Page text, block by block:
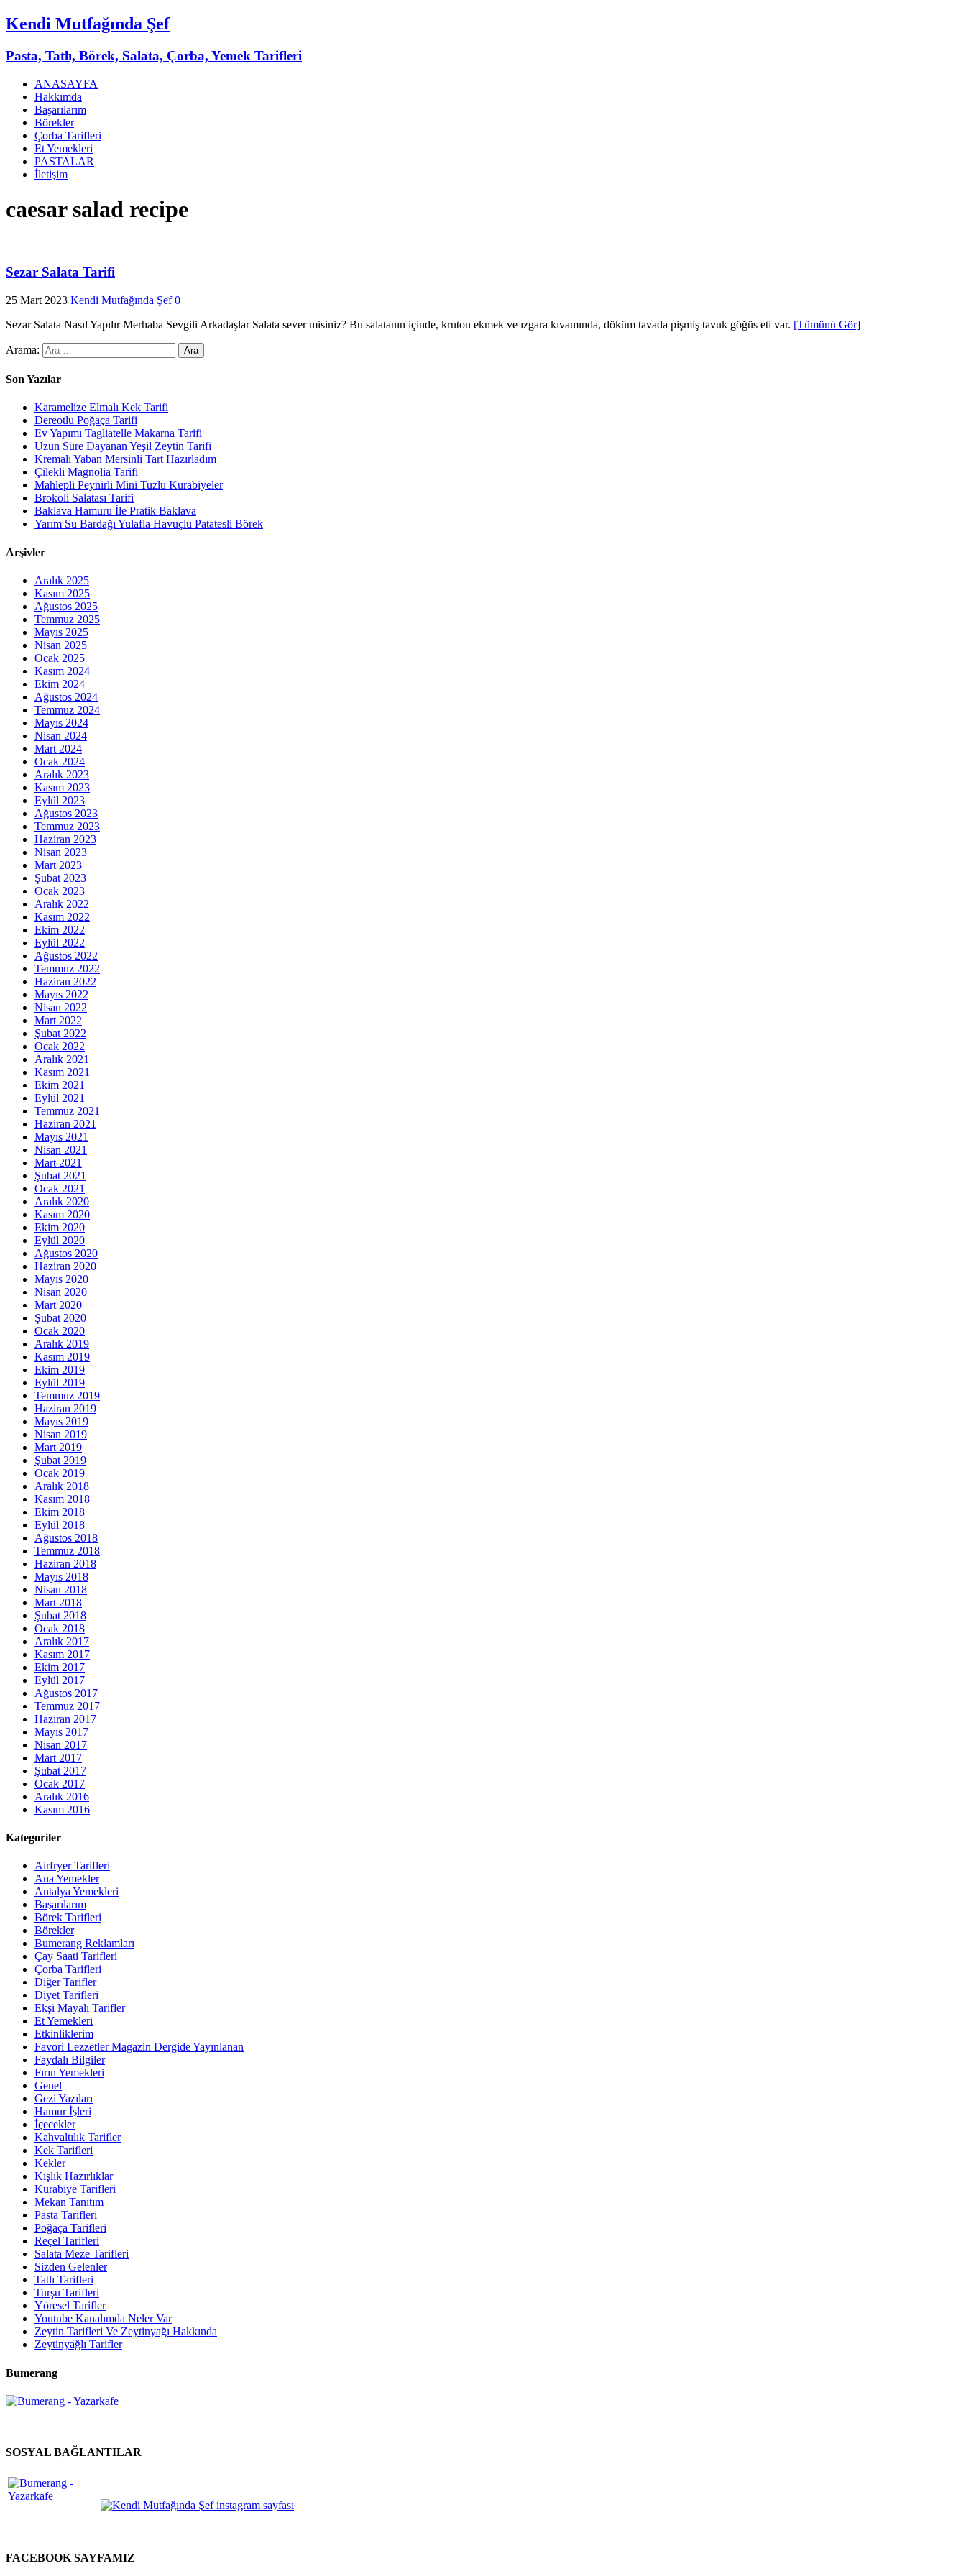
Kendi Mutfağında Şef
Pasta, Tatlı, Börek, Salata, Çorba, Yemek Tarifleri
ANASAYFA
Hakkımda
Başarılarım
Börekler
Çorba Tarifleri
Et Yemekleri
PASTALAR
İletişim
caesar salad recipe
Sezar Salata Tarifi
25 Mart 2023 Kendi Mutfağında Şef 0
Sezar Salata Nasıl Yapılır Merhaba Sevgili Arkadaşlar Salata sever misiniz? Bu salatanın içinde, kruton ekmek ve ızgara kıvamında, döküm tavada pişmiş tavuk göğüs eti var. [Tümünü Gör]
Arama:
Son Yazılar
Karamelize Elmalı Kek Tarifi
Dereotlu Poğaça Tarifi
Ev Yapımı Tagliatelle Makarna Tarifi
Uzun Süre Dayanan Yeşil Zeytin Tarifi
Kremalı Yaban Mersinli Tart Hazırladım
Çilekli Magnolia Tarifi
Mahlepli Peynirli Mini Tuzlu Kurabiyeler
Brokoli Salatası Tarifi
Baklava Hamuru İle Pratik Baklava
Yarım Su Bardağı Yulafla Havuçlu Patatesli Börek
Arşivler
Aralık 2025
Kasım 2025
Ağustos 2025
Temmuz 2025
Mayıs 2025
Nisan 2025
Ocak 2025
Kasım 2024
Ekim 2024
Ağustos 2024
Temmuz 2024
Mayıs 2024
Nisan 2024
Mart 2024
Ocak 2024
Aralık 2023
Kasım 2023
Eylül 2023
Ağustos 2023
Temmuz 2023
Haziran 2023
Nisan 2023
Mart 2023
Şubat 2023
Ocak 2023
Aralık 2022
Kasım 2022
Ekim 2022
Eylül 2022
Ağustos 2022
Temmuz 2022
Haziran 2022
Mayıs 2022
Nisan 2022
Mart 2022
Şubat 2022
Ocak 2022
Aralık 2021
Kasım 2021
Ekim 2021
Eylül 2021
Temmuz 2021
Haziran 2021
Mayıs 2021
Nisan 2021
Mart 2021
Şubat 2021
Ocak 2021
Aralık 2020
Kasım 2020
Ekim 2020
Eylül 2020
Ağustos 2020
Haziran 2020
Mayıs 2020
Nisan 2020
Mart 2020
Şubat 2020
Ocak 2020
Aralık 2019
Kasım 2019
Ekim 2019
Eylül 2019
Temmuz 2019
Haziran 2019
Mayıs 2019
Nisan 2019
Mart 2019
Şubat 2019
Ocak 2019
Aralık 2018
Kasım 2018
Ekim 2018
Eylül 2018
Ağustos 2018
Temmuz 2018
Haziran 2018
Mayıs 2018
Nisan 2018
Mart 2018
Şubat 2018
Ocak 2018
Aralık 2017
Kasım 2017
Ekim 2017
Eylül 2017
Ağustos 2017
Temmuz 2017
Haziran 2017
Mayıs 2017
Nisan 2017
Mart 2017
Şubat 2017
Ocak 2017
Aralık 2016
Kasım 2016
Kategoriler
Airfryer Tarifleri
Ana Yemekler
Antalya Yemekleri
Başarılarım
Börek Tarifleri
Börekler
Bumerang Reklamları
Çay Saati Tarifleri
Çorba Tarifleri
Diğer Tarifler
Diyet Tarifleri
Ekşi Mayalı Tarifler
Et Yemekleri
Etkinliklerim
Favori Lezzetler Magazin Dergide Yayınlanan
Faydalı Bilgiler
Fırın Yemekleri
Genel
Gezi Yazıları
Hamur İşleri
İçecekler
Kahvaltılık Tarifler
Kek Tarifleri
Kekler
Kışlık Hazırlıklar
Kurabiye Tarifleri
Mekan Tanıtım
Pasta Tarifleri
Poğaça Tarifleri
Reçel Tarifleri
Salata Meze Tarifleri
Sizden Gelenler
Tatlı Tarifleri
Turşu Tarifleri
Yöresel Tarifler
Youtube Kanalımda Neler Var
Zeytin Tarifleri Ve Zeytinyağı Hakkında
Zeytinyağlı Tarifler
Bumerang
SOSYAL BAĞLANTILAR
FACEBOOK SAYFAMIZ